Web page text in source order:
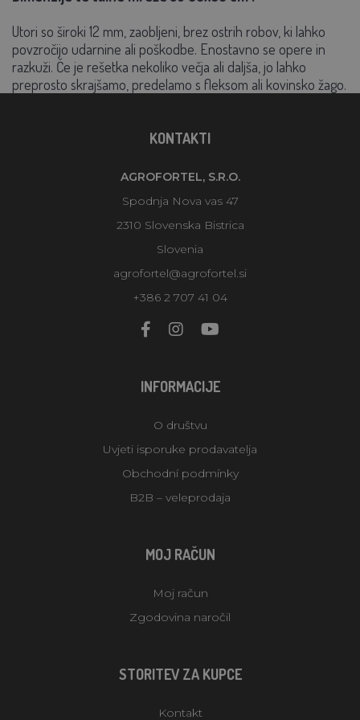
Utori so široki 12 mm, zaobljeni, brez ostrih robov, ki lahko
povzročijo udarnine ali poškodbe. Enostavno se opere in
razkuži. Če je rešetka nekoliko večja ali daljša, jo lahko
preprosto skrajšamo, predelamo s fleksom ali kovinsko žago.
KONTAKTI
AGROFORTEL, S.R.O.
Spodnja Nova vas 47
2310 Slovenska Bistrica
Slovenia
agrofortel@agrofortel.si
+386 2 707 41 04
INFORMACIJE
O društvu
Uvjeti isporuke prodavatelja
Obchodní podmínky
B2B – veleprodaja
MOJ RAČUN
Moj račun
Zgodovina naročil
STORITEV ZA KUPCE
Kontakt